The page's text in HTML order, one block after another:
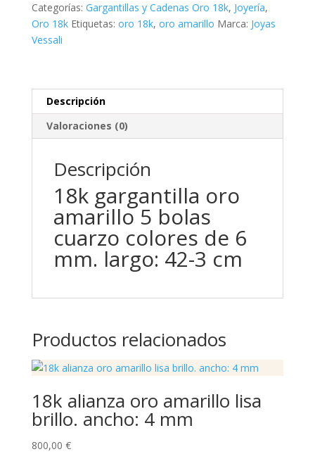
bolas
cuarzo
mm.
largo:
cantidad
Categorías: Gargantillas y Cadenas Oro 18k, Joyería,
Oro 18k Etiquetas: oro 18k, oro amarillo Marca: Joyas
Vessali
Descripción
Valoraciones (0)
Descripción
18k gargantilla oro
amarillo 5 bolas
cuarzo colores de 6
mm. largo: 42-3 cm
Productos relacionados
18k alianza oro amarillo lisa
brillo. ancho: 4 mm
800,00 €